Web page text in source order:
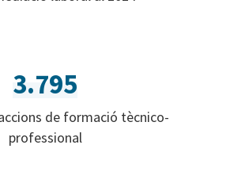
3.795
de formació tècnico-
professional